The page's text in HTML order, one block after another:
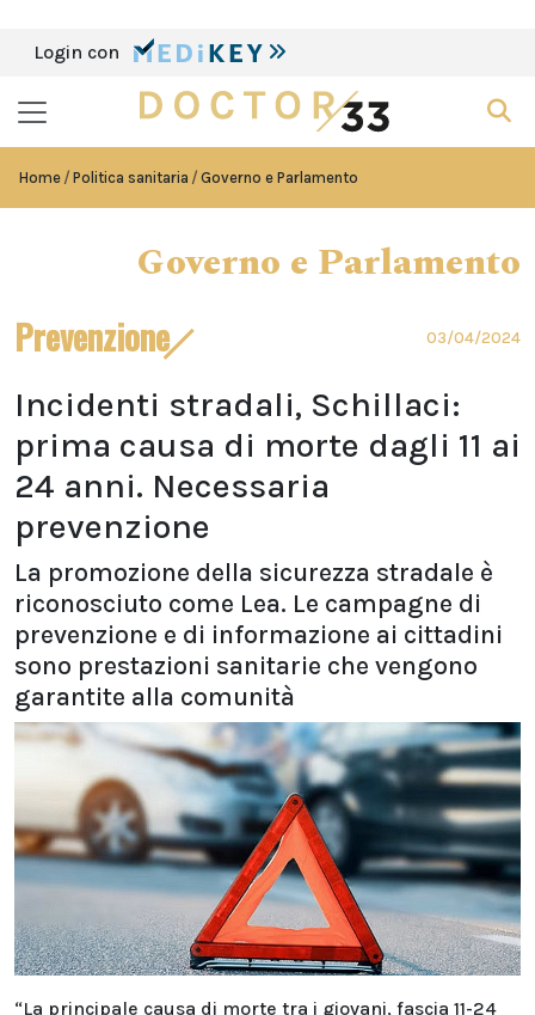
Login con
Home Politica sanitaria Governo e Parlamento
Governo e Parlamento
Prevenzione 03/04/2024
Incidenti stradali, Schillaci:
prima causa di morte dagli 11 ai
24 anni. Necessaria
prevenzione
La promozione della sicurezza stradale è
riconosciuto come Lea. Le campagne di
prevenzione e di informazione ai cittadini
sono prestazioni sanitarie che vengono
garantite alla comunità
“La principale causa di morte tra i giovani, fascia 11-24